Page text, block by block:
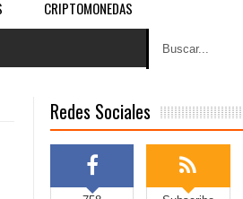
CRIPTOMONEDAS
Redes Sociales